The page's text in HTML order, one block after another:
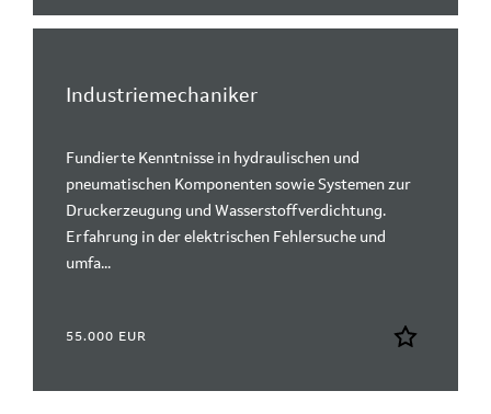
Industriemechaniker
Fundierte Kenntnisse in hydraulischen und
pneumatischen Komponenten sowie Systemen zur
Druckerzeugung und Wasserstoffverdichtung.
Erfahrung in der elektrischen Fehlersuche und
umfa...
55.000 EUR